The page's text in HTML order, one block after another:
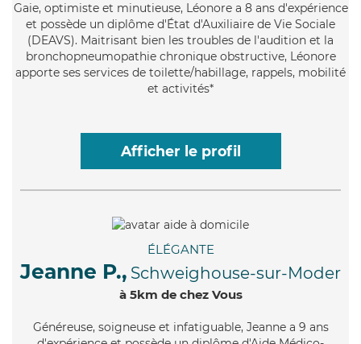
Gaie, optimiste et minutieuse, Léonore a 8 ans d'expérience
et possède un diplôme d'État d'Auxiliaire de Vie Sociale
(DEAVS). Maitrisant bien les troubles de l'audition et la
bronchopneumopathie chronique obstructive, Léonore
apporte ses services de toilette/habillage, rappels, mobilité
et activités*
Afficher le profil
ÉLÉGANTE
Jeanne P., Schweighouse-sur-Moder
à 5km de chez Vous
Généreuse, soigneuse et infatiguable, Jeanne a 9 ans